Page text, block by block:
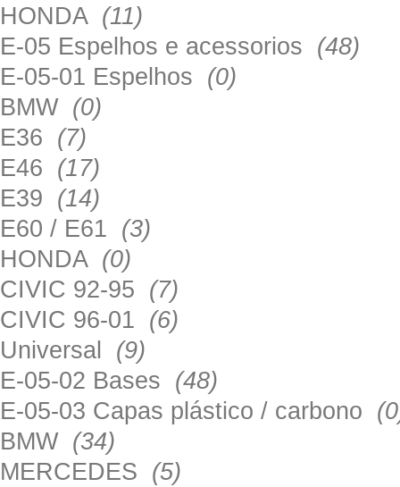
HONDA (11)
E-05 Espelhos e acessorios (48)
E-05-01 Espelhos (0)
BMW (0)
E36 (7)
E46 (17)
E39 (14)
E60 / E61 (3)
HONDA (0)
CIVIC 92-95 (7)
CIVIC 96-01 (6)
Universal (9)
E-05-02 Bases (48)
E-05-03 Capas plástico / carbono
BMW (34)
MERCEDES (5)